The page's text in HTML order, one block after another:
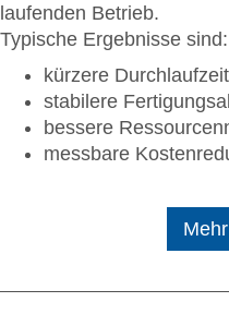
laufenden Betrieb.
Typische Ergebnisse sind:
kürzere
stabilere
bessere
messbare